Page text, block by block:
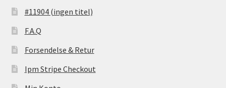
#11904 (ingen titel)
F.A.Q
Forsendelse & Retur
Ipm Stripe Checkout